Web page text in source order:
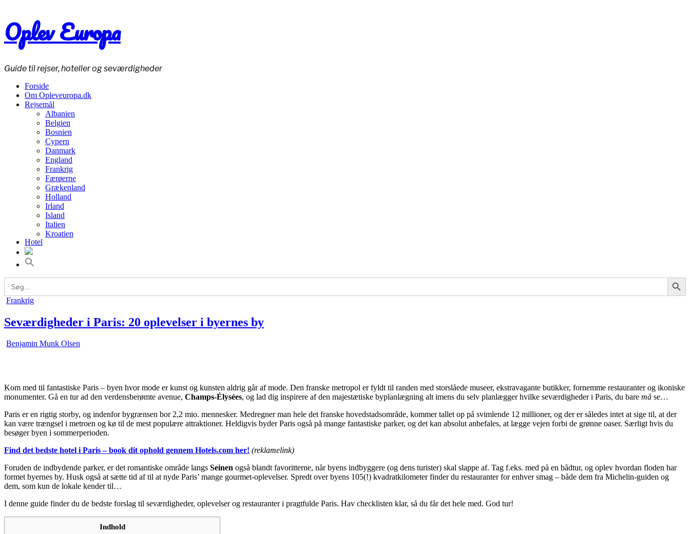
Oplev Europa
Guide til rejser, hoteller og seværdigheder
Forside
Om Opleveuropa.dk
Rejsemål
Albanien
Belgien
Bosnien
Cypern
Danmark
England
Frankrig
Færøerne
Grækenland
Holland
Irland
Island
Italien
Kroatien
Moldova
Polen
Rumænien
Rusland
Serbien
Tjekkiet
Tyrkiet
Ukraine
Ungarn
Østrig
Hotel
Search
for:
Search Button
Posted
Frankrig
Seværdigheder i Paris: 20 oplevelser i byernes by
Benjamin Munk Olsen
Kom med til fantastiske Paris – byen hvor mode er kunst og kunsten aldrig går af mode. Den franske metropol er fyldt til randen med storslåede museer, ekstravagante butikker, fornemme restauranter og ikoniske
monumenter. Gå en tur ad den verdensberømte avenue, Champs-Élysées, og lad dig inspirere af den majestætiske byplanlægning alt imens du selv planlægger hvilke seværdigheder i Paris, du bare må se…
Paris er en rigtig storby, og indenfor bygrænsen bor 2,2 mio. mennesker. Medregner man hele det franske hovedstadsområde, kommer tallet op på svimlende 12 millioner, og der er således intet at sige til, at der
kan være trængsel i metroen og kø til de mest populære attraktioner. Heldigvis byder Paris også på mange fantastiske parker, og det kan absolut anbefales, at lægge vejen forbi de grønne oaser. Særligt hvis du
besøger byen i sommerperioden.
Find det bedste hotel i Paris – book dit ophold gennem Hotels.com her! (reklamelink)
Foruden de indbydende parker, er det romantiske område langs Seinen også blandt favoritterne, når byens indbyggere (og dens turister) skal slappe af. Tag f.eks. med på en bådtur, og oplev hvordan floden har
formet byernes by. Husk også at sætte tid af til at nyde Paris’ mange gourmet-oplevelser. Spredt over byens 105(!) kvadratkilometer finder du restauranter for enhver smag – både dem fra Michelin-guiden og
dem, som kun de lokale kender til…
I denne guide finder du de bedste forslag til seværdigheder, oplevelser og restauranter i pragtfulde Paris. Hav checklisten klar, så du får det hele med. God tur!
Indhold